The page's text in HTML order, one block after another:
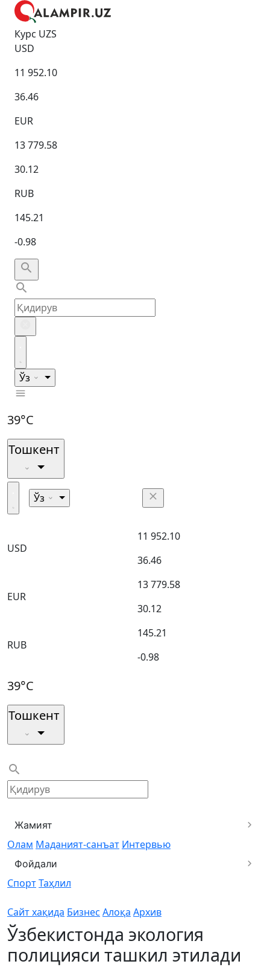
Курс UZS
USD
11 952.10
36.46
EUR
13 779.58
30.12
RUB
145.21
-0.98
Ўз
39°C
Тошкент
Ўз
USD
11 952.10
36.46
EUR
13 779.58
30.12
RUB
145.21
-0.98
39°C
Тошкент
Жамият
Олам Маданият-санъат Интервью
Фойдали
СпортТаҳлил
Сайт хақида Бизнес Алоқа Архив
Ўзбекистонда экология
полицияси ташкил этилади